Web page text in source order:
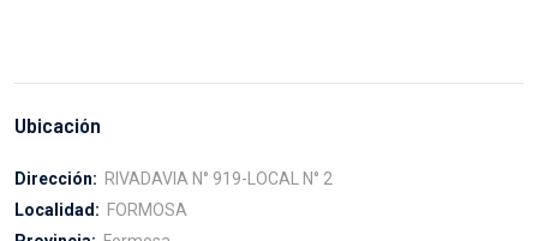
Ubicación
Dirección: RIVADAVIA N° 919-LOCAL N° 2
Localidad: FORMOSA